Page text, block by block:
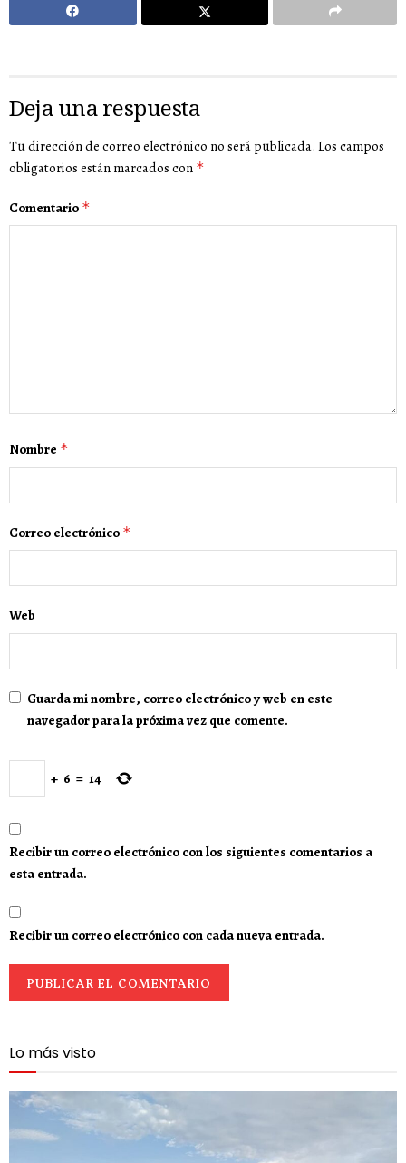
Deja una respuesta
Tu dirección de correo electrónico no será publicada. Los campos
obligatorios están marcados con *
Comentario *
Nombre *
Correo electrónico *
Web
Guarda mi nombre, correo electrónico y web en este
navegador para la próxima vez que comente.
+ 6 = 14
Recibir un correo electrónico con los siguientes comentarios a
esta entrada.
Recibir un correo electrónico con cada nueva entrada.
Lo más visto